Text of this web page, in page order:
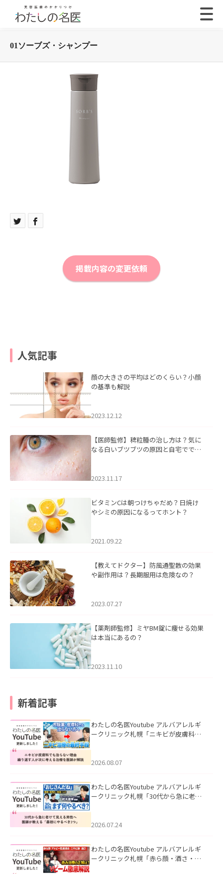
01ソーブズ・シャンプー
掲載内容の変更依頼
人気記事
顔の大きさの平均はどのくらい？小顔
の基準も解説
2023.12.12
【医師監修】稗粒腫の治し方は？気に
なる白いブツブツの原因と自宅ででき
2023.11.17
ビタミンCは朝つけちゃだめ？日焼け
やシミの原因になるってホント？
2021.09.22
【教えてドクター】防風通聖散の効果
や副作用は？長期服用は危険なの？
2023.07.27
【薬剤師監修】ミヤBM錠に痩せる効果
は本当にあるの？
2023.11.10
新着記事
わたしの名医Youtube アルバアレルギ
ークリニック札幌「ニキビが皮膚科で
ました。
2026.08.07
わたしの名医Youtube アルバアレルギ
ークリニック札幌「30代から急に老け
た。
2026.07.24
わたしの名医Youtube アルバアレルギ
ークリニック札幌「赤ら顔・酒さ・ニ